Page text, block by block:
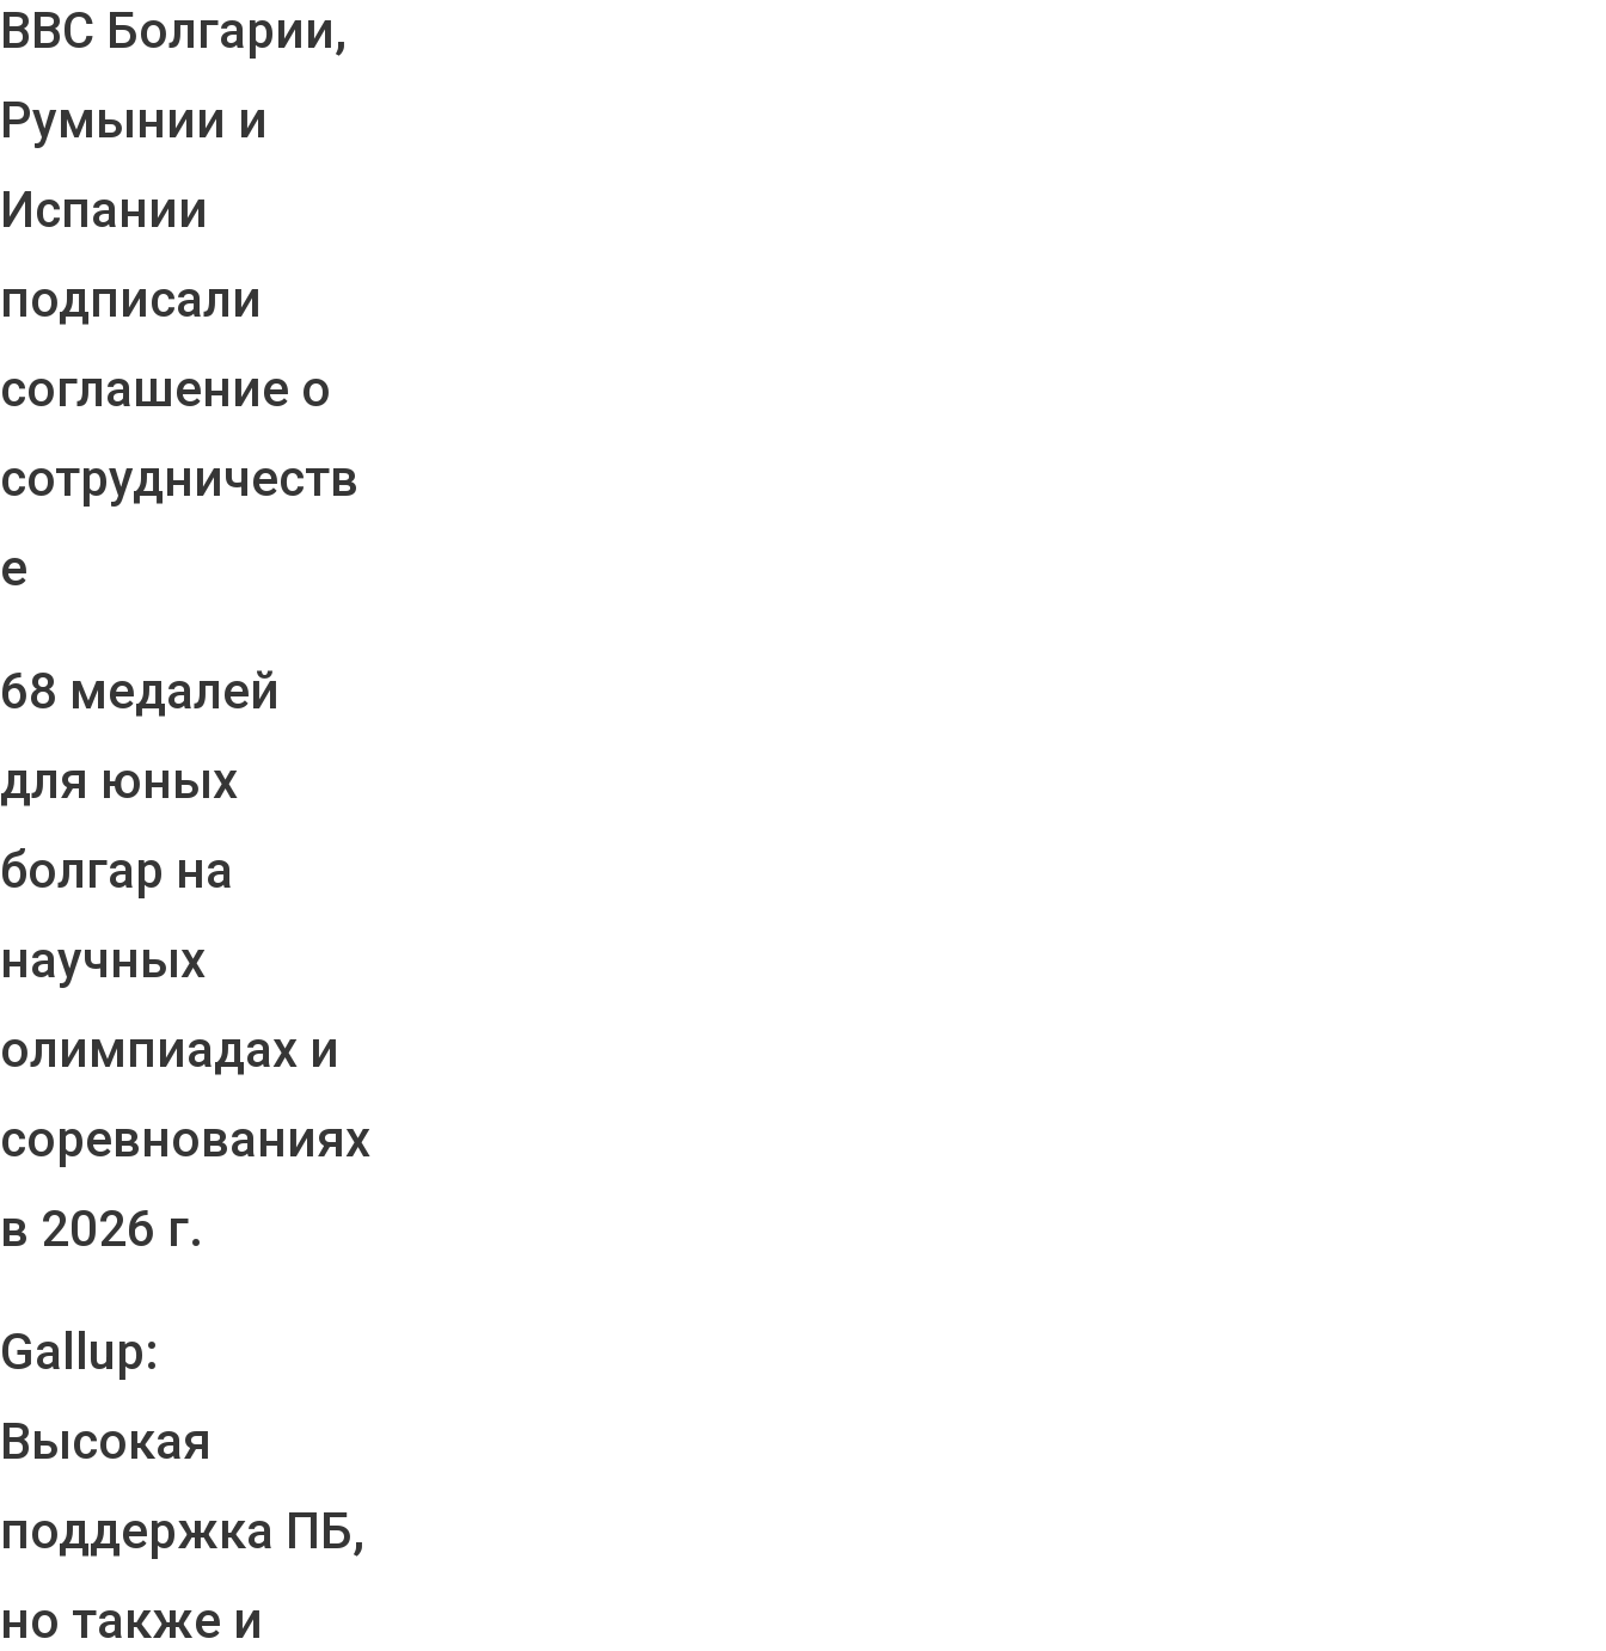
ВВС Болгарии,
Румынии и
Испании
подписали
соглашение о
сотрудничеств
е
68 медалей
для юных
болгар на
научных
олимпиадах и
соревнованиях
в 2026 г.
Gallup:
Высокая
поддержка ПБ,
но также и